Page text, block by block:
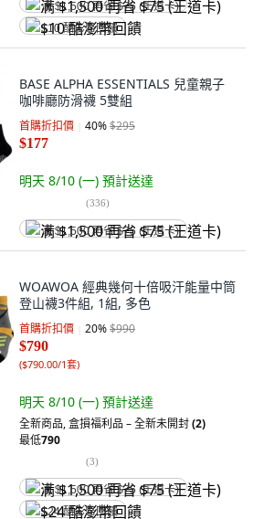
满 $1,500 再省 $75 (王道卡)
$10 酷澎幣回饋
BASE ALPHA ESSENTIALS 兒童親子
咖啡廳防滑襪 5雙組
首購折扣價 40%$295
$177
明天 8/10 (一) 預計送達
(336)
满 $1,500 再省 $75 (王道卡)
WOAWOA 經典幾何十倍吸汗能量中筒
登山襪3件組, 1組, 多色
首購折扣價 20%$990
$790
($790.00/1套)
明天 8/10 (一) 預計送達
全新商品,盒損福利品 – 全新未開封(2)
最低790
(3)
满 $1,500 再省 $75 (王道卡)
$24 酷澎幣回饋